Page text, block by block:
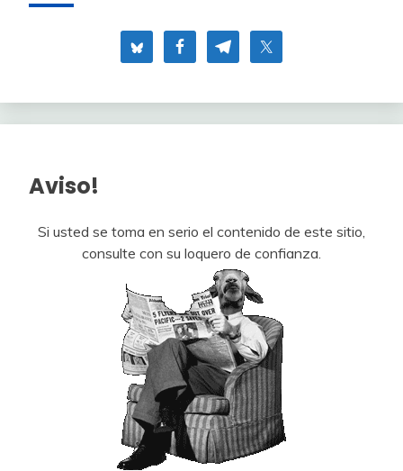
Aviso!
Si usted se toma en serio el contenido de este sitio,
consulte con su loquero de confianza.